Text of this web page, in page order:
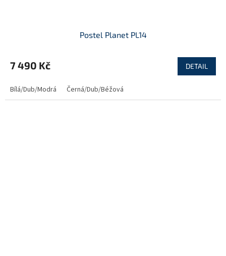
Postel Planet PL14
7 490 Kč DETAIL
Bílá/Dub/Modrá Černá/Dub/Béžová